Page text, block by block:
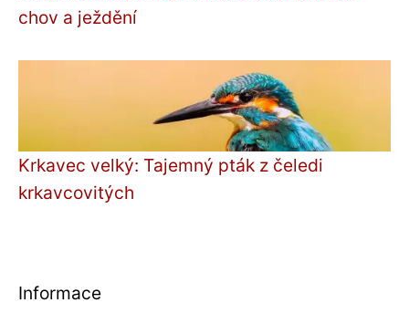
chov a ježdění
Krkavec velký: Tajemný pták z čeledi
krkavcovitých
Informace